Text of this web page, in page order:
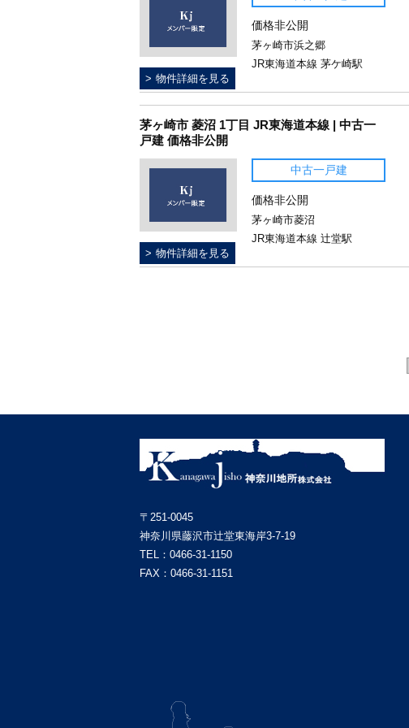
物件詳細を見る
価格非公開
茅ヶ崎市浜之郷
JR東海道本線 茅ケ崎駅
茅ヶ崎市 菱沼 1丁目 JR東海道本線 | 中古一
戸建 価格非公開
物件詳細を見る
中古一戸建
価格非公開
茅ヶ崎市菱沼
JR東海道本線 辻堂駅
〒251-0045
神奈川県藤沢市辻堂東海岸3-7-19
TEL： 0466-31-1150
FAX：0466-31-1151